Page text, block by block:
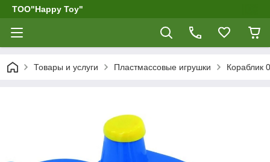
ТОО"Happy Toy"
Товары и услуги Пластмассовые игрушки Кораблик